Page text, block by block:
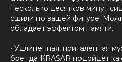
несколько десятков минут
сшили по вашей фигуре.
обладает эффектом памяти.
• Удлиненная, приталенная
бренда KRASAR подойдёт